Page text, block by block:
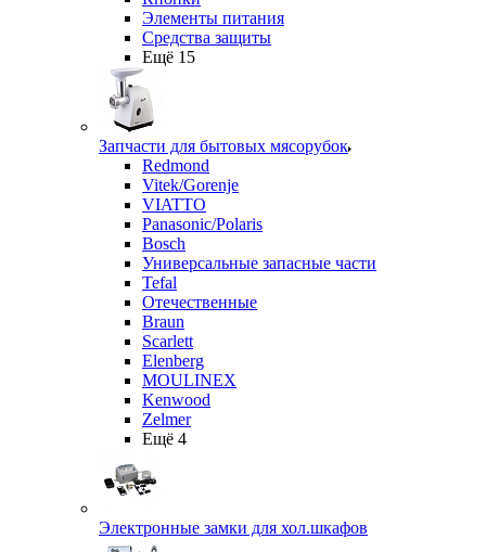
Элементы питания
Средства защиты
Ещё 15
Запчасти для бытовых мясорубок
Redmond
Vitek/Gorenje
VIATTO
Panasonic/Polaris
Bosch
Универсальные запасные части
Tefal
Отечественные
Braun
Scarlett
Elenberg
MOULINEX
Kenwood
Zelmer
Ещё 4
Электронные замки для хол.шкафов